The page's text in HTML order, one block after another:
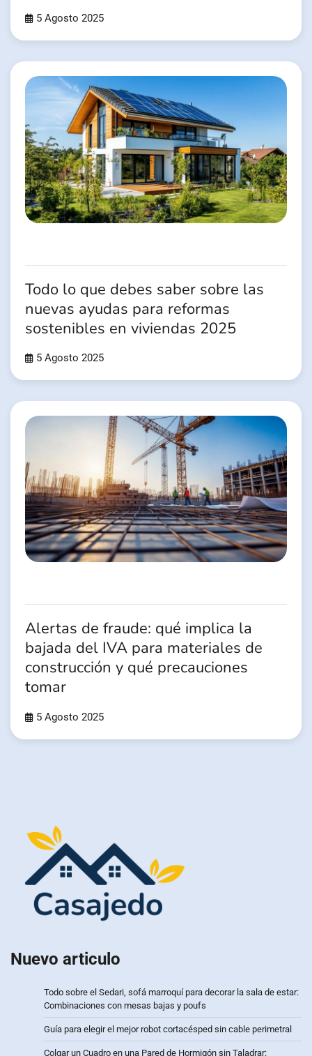
5 Agosto 2025
Todo lo que debes saber sobre las
nuevas ayudas para reformas
sostenibles en viviendas 2025
5 Agosto 2025
Alertas de fraude: qué implica la
bajada del IVA para materiales de
construcción y qué precauciones
tomar
5 Agosto 2025
Nuevo articulo
Todo sobre el Sedari, sofá marroquí para decorar la sala de estar:
Combinaciones con mesas bajas y poufs
Guía para elegir el mejor robot cortacésped sin cable perimetral
Colgar un Cuadro en una Pared de Hormigón sin Taladrar: